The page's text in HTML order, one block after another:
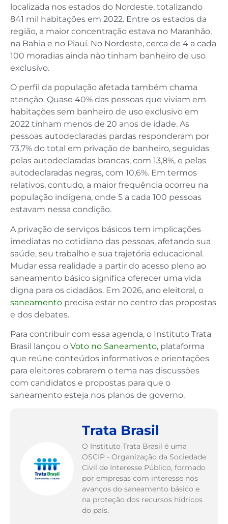
localizada nos estados do Nordeste, totalizando
841 mil habitações em 2022. Entre os estados da
região, a maior concentração estava no Maranhão,
na Bahia e no Piauí. No Nordeste, cerca de 4 a cada
100 moradias ainda não tinham banheiro de uso
exclusivo.
O perfil da população afetada também chama
atenção. Quase 40% das pessoas que viviam em
habitações sem banheiro de uso exclusivo em
2022 tinham menos de 20 anos de idade. As
pessoas autodeclaradas pardas responderam por
73,7% do total em privação de banheiro, seguidas
pelas autodeclaradas brancas, com 13,8%, e pelas
autodeclaradas negras, com 10,6%. Em termos
relativos, contudo, a maior frequência ocorreu na
população indígena, onde 5 a cada 100 pessoas
estavam nessa condição.
A privação de serviços básicos tem implicações
imediatas no cotidiano das pessoas, afetando sua
saúde, seu trabalho e sua trajetória educacional.
Mudar essa realidade a partir do acesso pleno ao
saneamento básico significa oferecer uma vida
digna para os cidadãos. Em 2026, ano eleitoral, o
saneamento precisa estar no centro das propostas
e dos debates.
Para contribuir com essa agenda, o Instituto Trata
Brasil lançou o Voto no Saneamento, plataforma
que reúne conteúdos informativos e orientações
para eleitores cobrarem o tema nas discussões
com candidatos e propostas para que o
saneamento esteja nos planos de governo.
Trata Brasil
O Instituto Trata Brasil é uma
OSCIP - Organização da Sociedade
Civil de Interesse Público, formado
por empresas com interesse nos
avanços do saneamento básico e
na proteção dos recursos hídricos
do país.